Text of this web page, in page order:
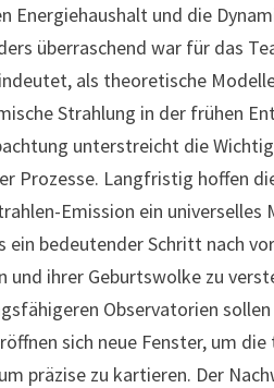
Energiehaushalt und die
überraschend war für das
als theoretische
Strahlung in der frühen
unterstreicht die
Prozesse. Langfristig hoffen
Emission ein
ein bedeutender Schritt nach
und ihrer Geburtswolke zu
Observatorien
sich neue Fenster, um
präzise zu kartieren. Der